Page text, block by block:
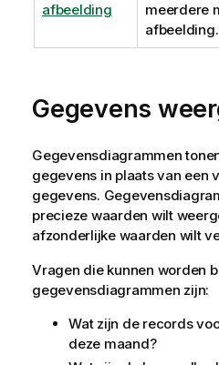
afbeelding
meerdere
afbeelding.
Gegevens
Gegevensdiagrammen
gegevens in plaats van een
gegevens.
precieze waarden wilt
afzonderlijke waarden wilt
Vragen die kunnen worden
gegevensdiagrammen zijn:
Wat zijn de records
deze maand?